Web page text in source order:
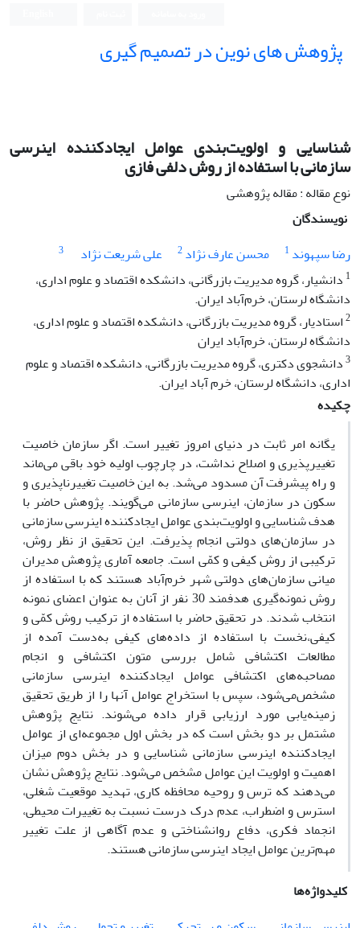
پژوهش های نوین در تصمیم گیری
شناسایی و اولویت‌بندی عوامل ایجاد‌کننده اینرسی
سازمانی با استفاده از روش دلفی فازی
نوع مقاله : مقاله پژوهشی
نویسندگان
رضا سپهوند 1 محسن عارف نژاد2 علی شریعت نژاد
3
1 دانشیار، گروه مدیریت بازرگانی، دانشکده اقتصاد و علوم اداری،
دانشگاه لرستان، خرم‌آباد ایران.
2استادیار، گروه مدیریت بازرگانی، دانشکده اقتصاد و علوم اداری،
دانشگاه لرستان، خرم‌آباد ایران
3دانشجوی دکتری، گروه مدیریت بازرگانی، دانشکده اقتصاد و علوم
اداری، دانشگاه لرستان، خرم آباد ایران.
چکیده
یگانه امر ثابت در دنیای امروز تغییر است. اگر سازمان خاصیت
تغییرپذیری و اصلاح نداشت، در چارچوب اولیه خود باقی می‌ماند
و راه پیشرفت آن مسدود می‌شد. به این خاصیت تغییرناپذیری و
سکون در سازمان، اینرسی سازمانی می‌گویند. پژوهش حاضر با
هدف شناسایی و اولویت‌بندی عوامل ایجادکننده اینرسی سازمانی
در سازمان‌های دولتی انجام پذیرفت. این تحقیق از نظر روش،
ترکیبی از روش کیفی و کمّی است. جامعه آماری پژوهش مدیران
میانی سازمان‌های دولتی شهر خرم‌آباد هستند که با استفاده از
روش نمونه‌گیری هدفمند 30 نفر از آنان به عنوان اعضای نمونه
انتخاب شدند. در تحقیق حاضر با استفاده از ترکیب روش کمّی و
کیفی،نخست با استفاده از داده‌های کیفی به‌دست آمده از
مطالعات اکتشافی شامل بررسی متون اکتشافی و انجام
مصاحبه‌های اکتشافی عوامل ایجادکننده اینرسی سازمانی
مشخص‌می‌شود، سپس با استخراج عوامل آنها را از طریق تحقیق
زمینه‌یابی مورد ارزیابی قرار داده می‌شوند. نتایج پژوهش
مشتمل بر دو بخش است که در بخش اول مجموعه‌ای از عوامل
ایجادکننده اینرسی سازمانی شناسایی و در بخش دوم میزان
اهمیت و اولویت این عوامل مشخص می‌شود. نتایج پژوهش نشان
می‌دهند که ترس و روحیه محافظه کاری، تهدید موقعیت شغلی،
استرس و اضطراب، عدم درک درست نسبت به تغییرات محیطی،
انجماد فکری، دفاع روانشناختی و عدم آگاهی از علت تغییر
مهم‌ترین عوامل ایجاد اینرسی سازمانی هستند.
کلیدواژه‌ها